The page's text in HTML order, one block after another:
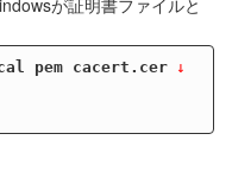
pem cacert.cer